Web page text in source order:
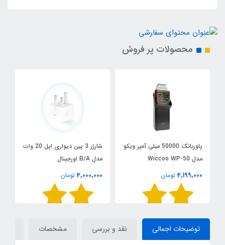
محصولات پر فروش
پاوربانک 50000 میلی آمپر ویکو
مدل Wiccoo WP-50
4,199,000 تومان
شارژر 3 پین دیواری اپل 20 وات
مدل B/A اورجینال
4,000,000 تومان
توضیحات اجمالی نقد و بررسی مشخصات